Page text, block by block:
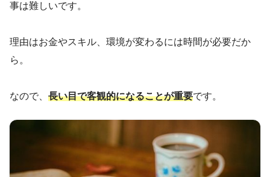
事は難しいです。
理由はお金やスキル、環境が変わるには時間が必要だか
ら。
なので、 長い目で客観的になることが重要です。